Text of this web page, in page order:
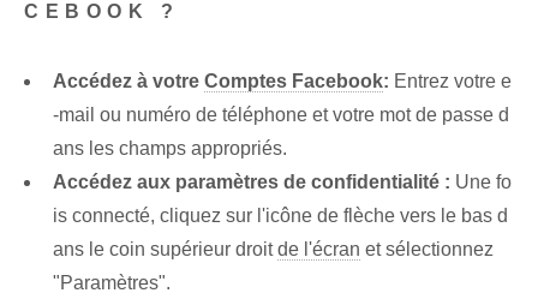
CEBOOK ?
Accédez à votre Comptes Facebook: Entrez votre e
-mail ou numéro de téléphone et votre mot de passe d
ans les champs appropriés.
Accédez aux paramètres de confidentialité : Une fo
is connecté, cliquez sur l'icône de flèche vers le bas d
ans le coin supérieur droitde l'écran et sélectionnez
"Paramètres".